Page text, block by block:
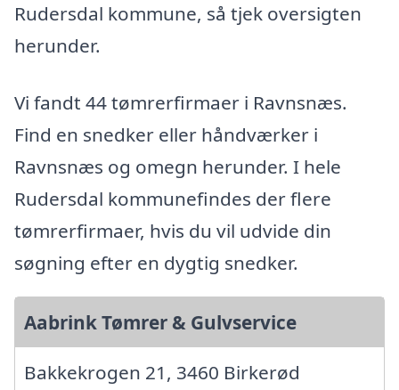
Rudersdal kommune, så tjek oversigten
herunder.
Vi fandt 44 tømrerfirmaer i Ravnsnæs.
Find en snedker eller håndværker i
Ravnsnæs og omegn herunder. I hele
Rudersdal kommunefindes der flere
tømrerfirmaer, hvis du vil udvide din
søgning efter en dygtig snedker.
Aabrink Tømrer & Gulvservice
Bakkekrogen 21, 3460 Birkerød